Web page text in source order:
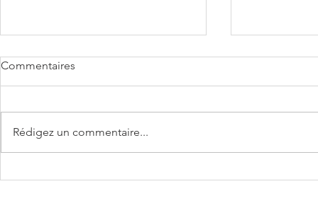
Commentaires
Rédigez un commentaire...